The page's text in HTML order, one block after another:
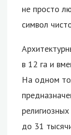
не просто
символ
в 12 га и
На одном
до 31